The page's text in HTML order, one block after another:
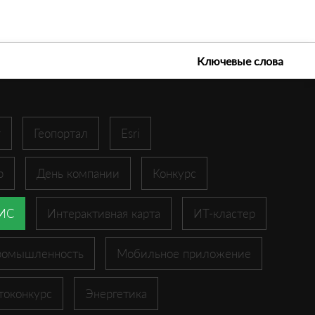
Ключевые слова
Геопортал Esri
День компании Конкурс
Интерактивная карта ИТ-кластер
Мобильное приложение
Энергетика